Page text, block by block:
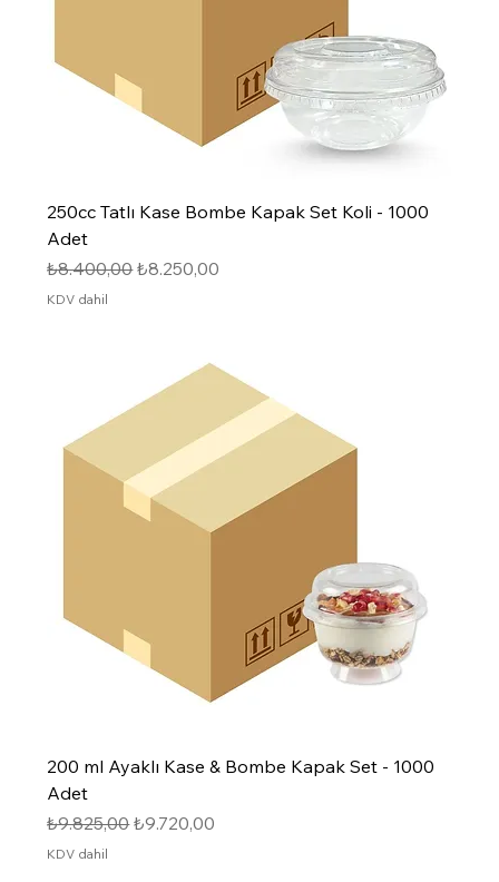
250cc Tatlı Kase Bombe Kapak Set Koli - 1000
Adet
Normal Fiyat
₺8.400,00İndirimli Fiyat
₺8.250,00
KDV dahil
200 ml Ayaklı Kase & Bombe Kapak Set - 1000
Adet
Normal Fiyat
₺9.825,00İndirimli Fiyat
₺9.720,00
KDV dahil